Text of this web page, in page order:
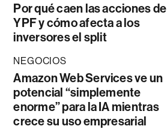
Por qué caen las acciones de
YPF y cómo afecta a los
inversores el split
NEGOCIOS
Amazon Web Services ve un
potencial “simplemente
enorme” para la IA mientras
crece su uso empresarial